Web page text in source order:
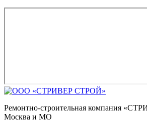
Ремонтно-строительная компания
Москва и МО